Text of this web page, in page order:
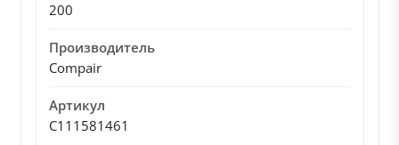
200
Производитель
Compair
Артикул
C111581461